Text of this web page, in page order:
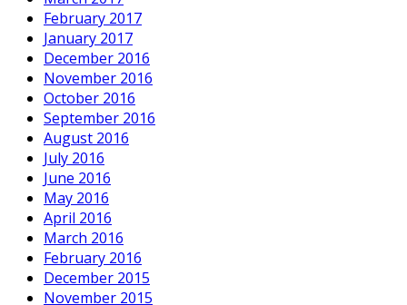
February 2017
January 2017
December 2016
November 2016
October 2016
September 2016
August 2016
July 2016
June 2016
May 2016
April 2016
March 2016
February 2016
December 2015
November 2015